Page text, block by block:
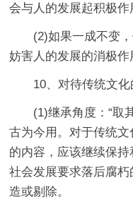
会与人的发展起积极作
(2)如果一成不变
妨害人的发展的消极作
10、对待传统文化
(1)继承角度：“取
古为今用。对于传统
的内容，应该继续保
社会发展要求落后腐朽
造或剔除。